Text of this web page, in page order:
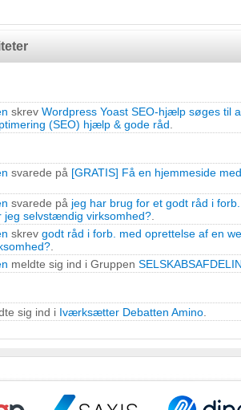
skrev Wordpress Yoast SEO-hjælp søges til
(SEO) hjælp & gode råd
svarede på [GRATIS] Få en hjemmeside
svarede på jeg har brug for et godt råd i
jeg selvstændig virksomhed?
skrev godt råd i forb. med oprettelse af en
meldte sig ind i Gruppen
sig ind i Iværksætter Debatten Amino